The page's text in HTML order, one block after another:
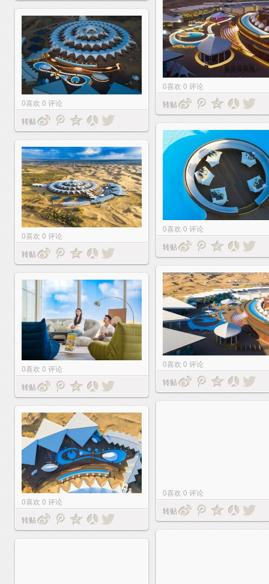
0喜欢 0 评论
转贴
0喜欢 0 评论
转贴
0喜欢 0 评论
转贴
0喜欢 0 评论
转贴
0喜欢 0 评论
转贴
0喜欢 0 评论
转贴
0喜欢 0 评论
转贴
0喜欢 0 评论
转贴